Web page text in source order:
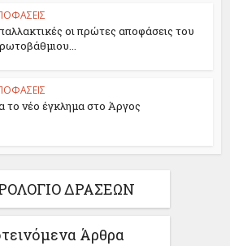
οι πρώτες αποφάσεις του
το νέο έγκλημα στο Άργος
ΔΡΑΣΕΩΝ
Άρθρα